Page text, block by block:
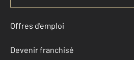
Offres d'emploi
Devenir franchisé